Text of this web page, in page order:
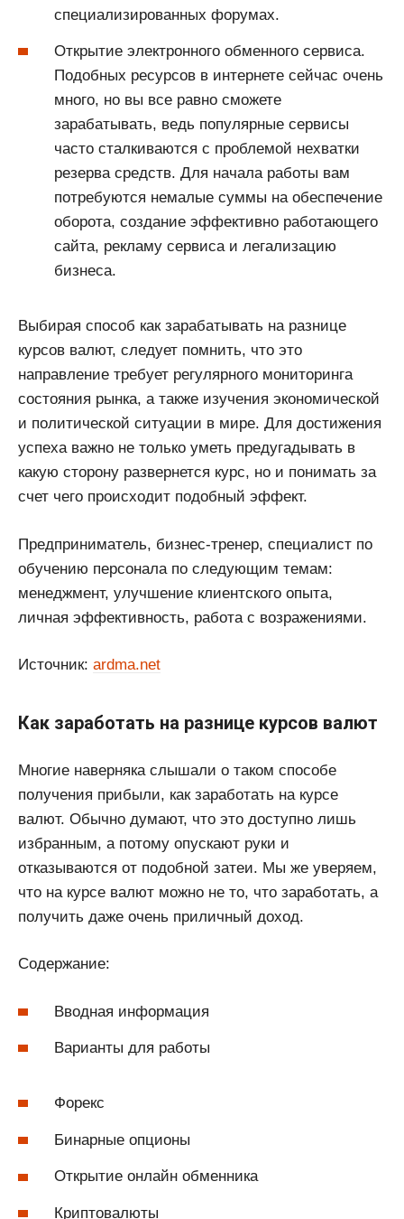
специализированных форумах.
Открытие электронного обменного сервиса.
Подобных ресурсов в интернете сейчас очень
много, но вы все равно сможете
зарабатывать, ведь популярные сервисы
часто сталкиваются с проблемой нехватки
резерва средств. Для начала работы вам
потребуются немалые суммы на обеспечение
оборота, создание эффективно работающего
сайта, рекламу сервиса и легализацию
бизнеса.
Выбирая способ как зарабатывать на разнице
курсов валют, следует помнить, что это
направление требует регулярного мониторинга
состояния рынка, а также изучения экономической
и политической ситуации в мире. Для достижения
успеха важно не только уметь предугадывать в
какую сторону развернется курс, но и понимать за
счет чего происходит подобный эффект.
Предприниматель, бизнес-тренер, специалист по
обучению персонала по следующим темам:
менеджмент, улучшение клиентского опыта,
личная эффективность, работа с возражениями.
Источник: ardma.net
Как заработать на разнице курсов валют
Многие наверняка слышали о таком способе
получения прибыли, как заработать на курсе
валют. Обычно думают, что это доступно лишь
избранным, а потому опускают руки и
отказываются от подобной затеи. Мы же уверяем,
что на курсе валют можно не то, что заработать, а
получить даже очень приличный доход.
Содержание:
Вводная информация
Варианты для работы
Форекс
Бинарные опционы
Открытие онлайн обменника
Криптовалюты